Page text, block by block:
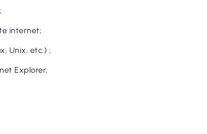
internet;
Unix, etc.) ;
Explorer,